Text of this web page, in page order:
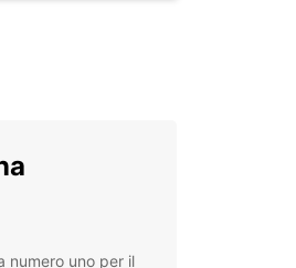
numero uno per il